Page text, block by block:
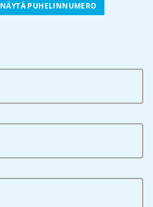
NÄYTÄ PUHELINNUMERO